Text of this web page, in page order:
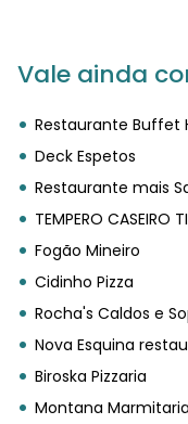
Vale ainda
Restaurante Buffet
Deck Espetos
Restaurante mais
TEMPERO CASEIRO
Fogão Mineiro
Cidinho Pizza
Rocha's Caldos e
Nova Esquina
Biroska Pizzaria
Montana Marmitaria